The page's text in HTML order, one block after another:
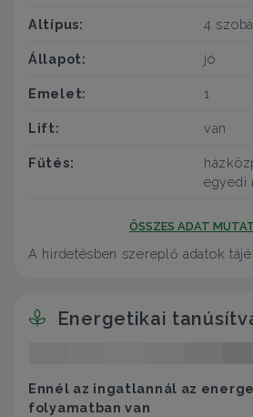
Altípus: 4
Állapot: jó
Emelet: 1
Lift: van
Fűtés:
egyedi
ÖSSZES ADAT
A hirdetésben szereplő adatok
Energetikai
Ennél az ingatlannál az
folyamatban van